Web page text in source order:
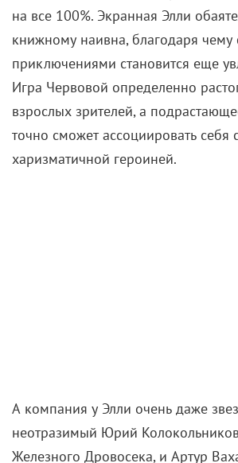
на все 100%. Экранная Элли
книжному наивна, благодаря чему
приключениями становится еще
Игра Червовой определенно
взрослых зрителей, а
точно сможет ассоциировать себя
харизматичной героиней.
А компания у Элли очень даже
неотразимый Юрий
Железного Дровосека, и Артур